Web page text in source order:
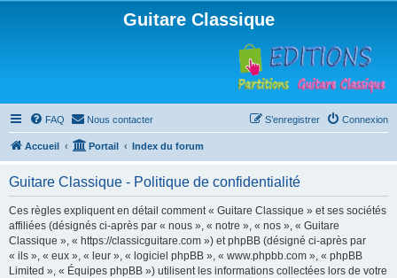
Guitare Classique
FAQ Nous contacter Connexion
S’enregistrer
Accueil Portail Index du forum
Guitare Classique - Politique de confidentialité
Ces règles expliquent en détail comment « Guitare Classique » et ses sociétés
affiliées (désignés ci-après par « nous », « notre », « nos », « Guitare
Classique », « https://classicguitare.com ») et phpBB (désigné ci-après par
« ils », « eux », « leur », « logiciel phpBB », « www.phpbb.com », « phpBB
Limited », « Équipes phpBB ») utilisent les informations collectées lors de votre